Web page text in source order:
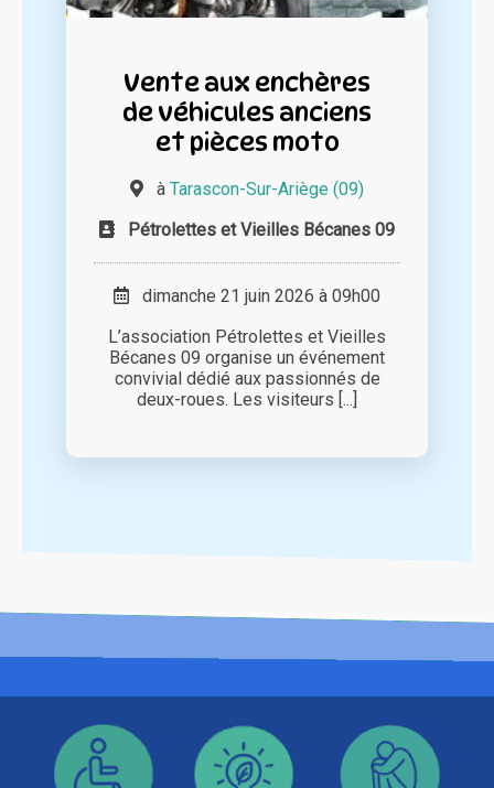
Vente aux enchères
de véhicules anciens
et pièces moto
à Tarascon-Sur-Ariège (09)
Pétrolettes et Vieilles Bécanes 09
dimanche 21 juin 2026 à 09h00
L’association Pétrolettes et Vieilles
Bécanes 09 organise un événement
convivial dédié aux passionnés de
deux-roues. Les visiteurs [...]